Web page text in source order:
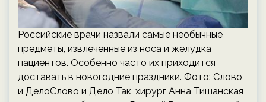
Российские врачи назвали самые необычные
предметы, извлеченные из носа и желудка
пациентов. Особенно часто их приходится
доставать в новогодние праздники. Фото: Слово
и ДелоСлово и Дело Так, хирург Анна Тишанская